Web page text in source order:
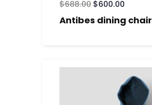
$688.00 $600.00
Antibes dining chair